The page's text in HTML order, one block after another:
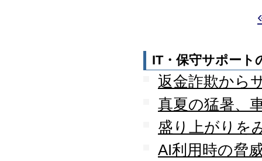
IT・保守サポート
返金詐欺から
真夏の猛暑、
盛り上がりを
AI利用時の脅